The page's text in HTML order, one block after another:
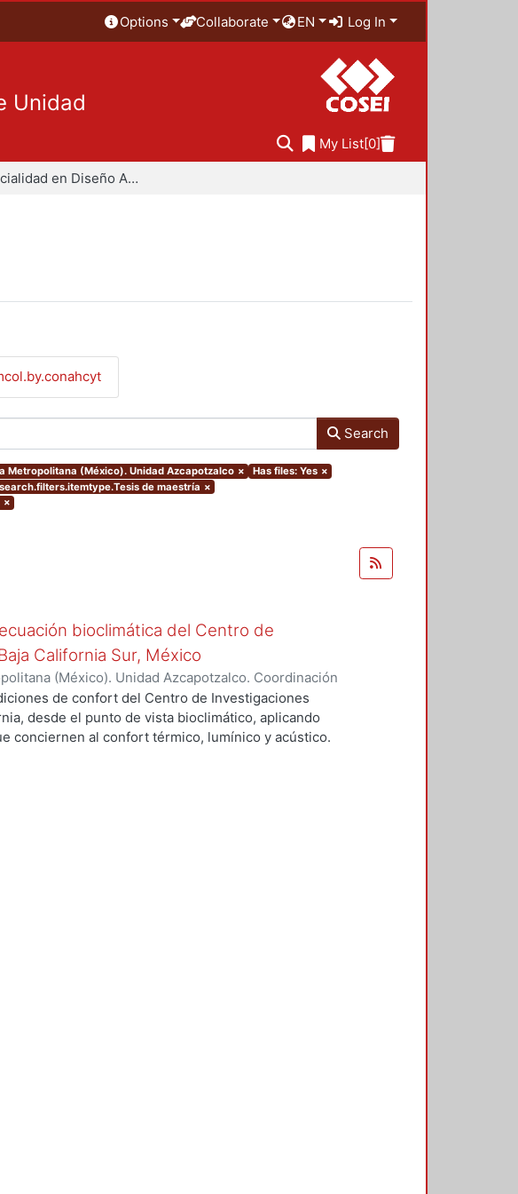
Options Collaborate EN Log In
Unidad
My List[0]
Especialidad en Diseño Ambiental
Search
Metropolitana (México). Unidad Azcapotzalco × Has files: Yes ×
de maestría ×
×
bioclimática del Centro de
California Sur, México
(México). Unidad Azcapotzalco. Coordinación
12 )García Tavera, José Luis
de confort del Centro de Investigaciones
desde el punto de vista bioclimático, aplicando
conciernen al confort térmico, lumínico y acústico.